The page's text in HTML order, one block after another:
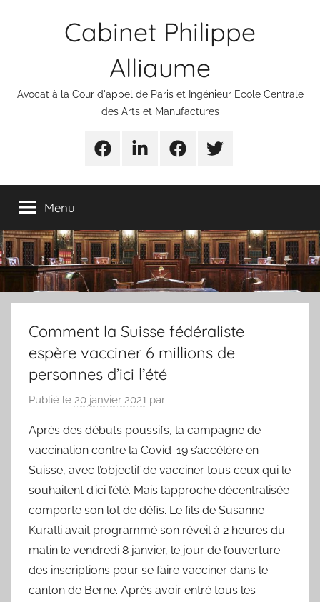
Cabinet Philippe
Alliaume
Avocat à la Cour d'appel de Paris et Ingénieur Ecole Centrale
des Arts et Manufactures
UrgencesLinkedinFacebookTwitter
Menu
Comment la Suisse fédéraliste
espère vacciner 6 millions de
personnes d’ici l’été
Publié le 20 janvier 2021 par
Après des débuts poussifs, la campagne de
vaccination contre la Covid-19 s’accélère en
Suisse, avec l’objectif de vacciner tous ceux qui le
souhaitent d’ici l’été. Mais l’approche décentralisée
comporte son lot de défis. Le fils de Susanne
Kuratli avait programmé son réveil à 2 heures du
matin le vendredi 8 janvier, le jour de l’ouverture
des inscriptions pour se faire vacciner dans le
canton de Berne. Après avoir entré tous les